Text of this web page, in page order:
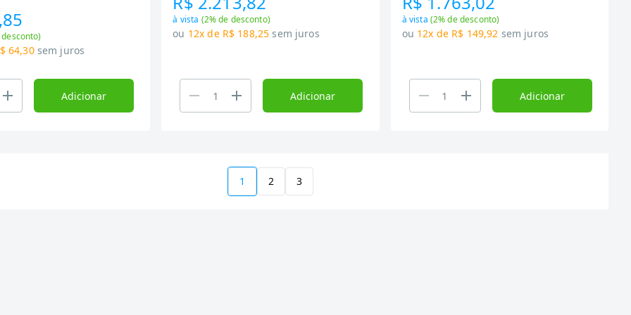
desconto)
64,30 sem juros
Adicionar
à vista (2% de desconto)
ou 12x de R$ 188,25 sem juros
Adicionar
à vista (2% de desconto)
ou 12x de R$ 149,92 sem juros
Adicionar
1 2 3